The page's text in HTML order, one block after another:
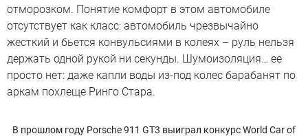
отморозком. Понятие комфорт в этом автомобиле
отсутствует как класс: автомобиль чрезвычайно
жесткий и бьется конвульсиями в колеях – руль нельзя
держать одной рукой ни секунды. Шумоизоляция… ее
просто нет: даже капли воды из-под колес барабанят по
аркам похлеще Ринго Стара.
В прошлом году Porsche 911 GT3 выиграл конкурс World Car of